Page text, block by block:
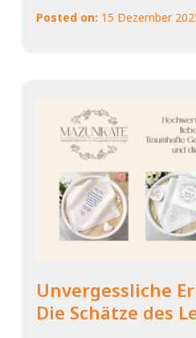
Posted on: 15 Dezember
Unvergessliche
Die Schätze des